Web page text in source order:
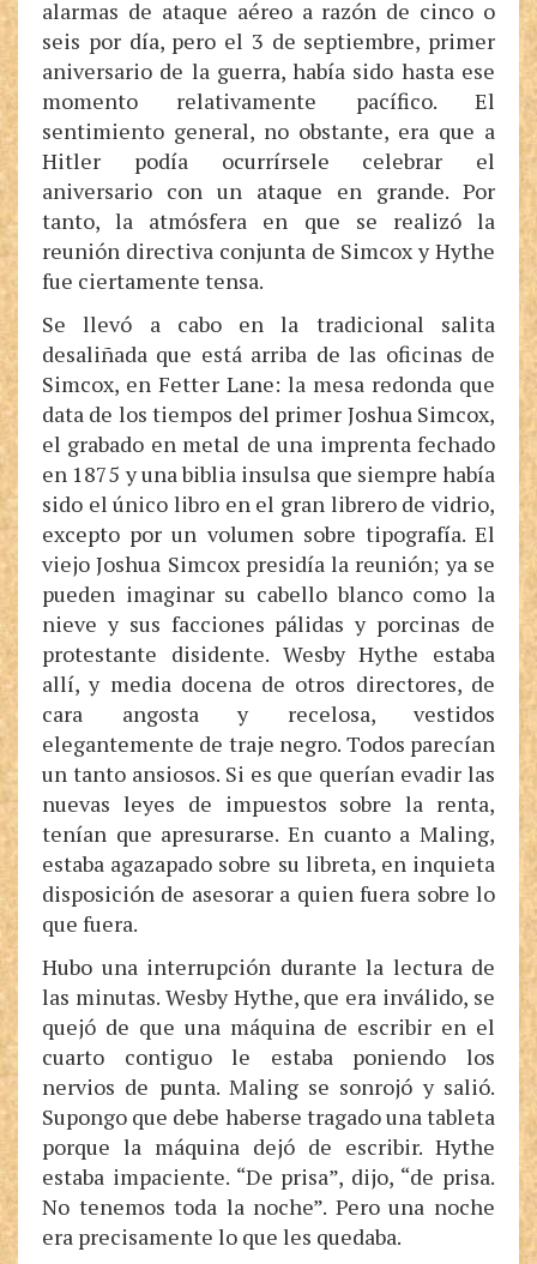
alarmas de ataque aéreo a razón de cinco o
seis por día, pero el 3 de septiembre, primer
aniversario de la guerra, había sido hasta ese
momento relativamente pacífico. El
sentimiento general, no obstante, era que a
Hitler podía ocurrírsele celebrar el
aniversario con un ataque en grande. Por
tanto, la atmósfera en que se realizó la
reunión directiva conjunta de Simcox y Hythe
fue ciertamente tensa.
Se llevó a cabo en la tradicional salita
desaliñada que está arriba de las oficinas de
Simcox, en Fetter Lane: la mesa redonda que
data de los tiempos del primer Joshua Simcox,
el grabado en metal de una imprenta fechado
en 1875 y una biblia insulsa que siempre había
sido el único libro en el gran librero de vidrio,
excepto por un volumen sobre tipografía. El
viejo Joshua Simcox presidía la reunión; ya se
pueden imaginar su cabello blanco como la
nieve y sus facciones pálidas y porcinas de
protestante disidente. Wesby Hythe estaba
allí, y media docena de otros directores, de
cara angosta y recelosa, vestidos
elegantemente de traje negro. Todos parecían
un tanto ansiosos. Si es que querían evadir las
nuevas leyes de impuestos sobre la renta,
tenían que apresurarse. En cuanto a Maling,
estaba agazapado sobre su libreta, en inquieta
disposición de asesorar a quien fuera sobre lo
que fuera.
Hubo una interrupción durante la lectura de
las minutas. Wesby Hythe, que era inválido, se
quejó de que una máquina de escribir en el
cuarto contiguo le estaba poniendo los
nervios de punta. Maling se sonrojó y salió.
Supongo que debe haberse tragado una tableta
porque la máquina dejó de escribir. Hythe
estaba impaciente. “De prisa”, dijo, “de prisa.
No tenemos toda la noche”. Pero una noche
era precisamente lo que les quedaba.